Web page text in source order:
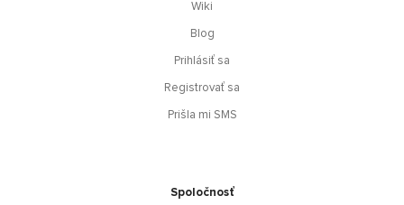
Wiki
Blog
Prihlásiť sa
Registrovať sa
Prišla mi SMS
Spoločnosť